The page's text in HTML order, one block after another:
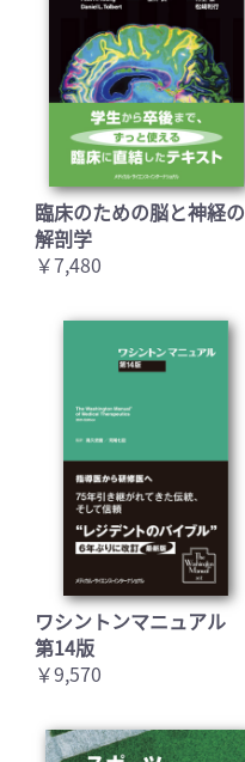
臨床のための脳と神経の
解剖学
￥7,480
ワシントンマニュアル
第14版
￥9,570